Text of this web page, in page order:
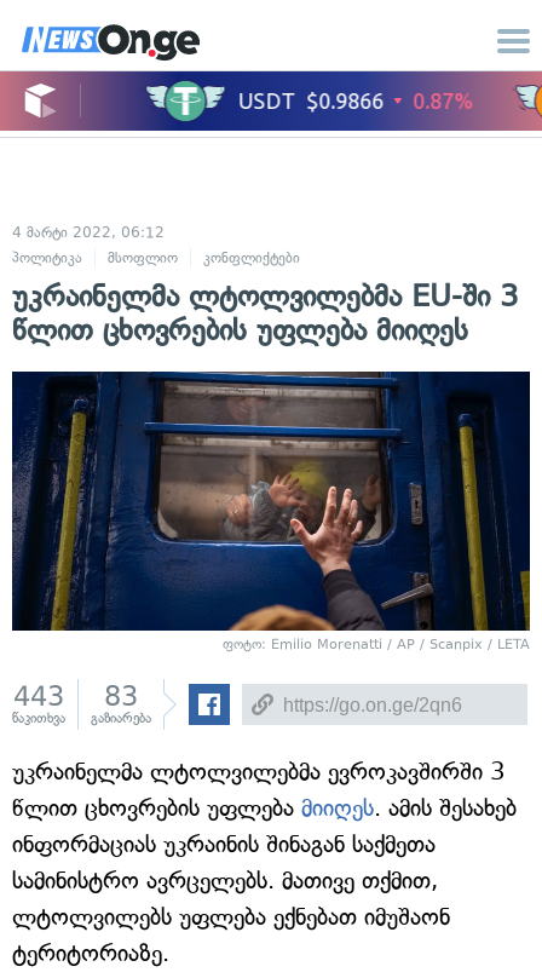
4 მარტი 2022, 06:12
პოლიტიკა
მსოფლიო კონფლიქტები
უკრაინელმა ლტოლვილებმა EU-ში 3
წლით ცხოვრების უფლება მიიღეს
ფოტო: Emilio Morenatti / AP / Scanpix / LETA
443
წაკითხვა
83
გაზიარება
უკრაინელმა ლტოლვილებმა ევროკავშირში 3
წლით ცხოვრების უფლება მიიღეს. ამის შესახებ
ინფორმაციას უკრაინის შინაგან საქმეთა
სამინისტრო ავრცელებს. მათივე თქმით,
ლტოლვილებს უფლება ექნებათ იმუშაონ
ტერიტორიაზე.